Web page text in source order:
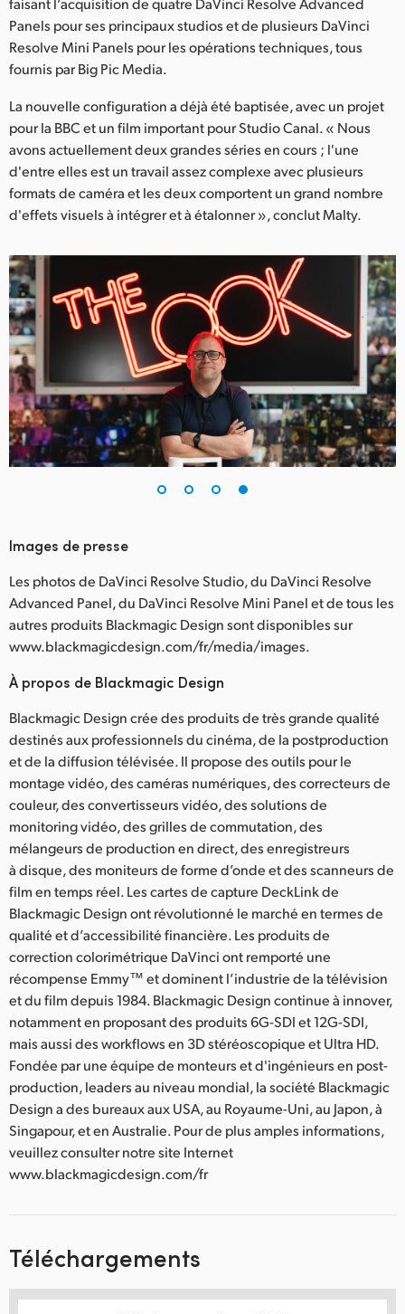
Panels pour ses principaux studios et de plusieurs DaVinci
Resolve Mini Panels pour les opérations techniques, tous
fournis par Big Pic Media.
La nouvelle configuration a déjà été baptisée, avec un projet
pour la BBC et un film important pour Studio Canal. « Nous
avons actuellement deux grandes séries en cours ; l'une
d'entre elles est un travail assez complexe avec plusieurs
formats de caméra et les deux comportent un grand nombre
d'effets visuels à intégrer et à étalonner », conclut Malty.
Images de presse
Les photos de DaVinci Resolve Studio, du DaVinci Resolve
Advanced Panel, du DaVinci Resolve Mini Panel et de tous les
autres produits Blackmagic Design sont disponibles sur
www.blackmagicdesign.com/fr/media/images.
À propos de Blackmagic Design
Blackmagic Design crée des produits de très grande qualité
destinés aux professionnels du cinéma, de la postproduction
et de la diffusion télévisée. Il propose des outils pour le
montage vidéo, des caméras numériques, des correcteurs de
couleur, des convertisseurs vidéo, des solutions de
monitoring vidéo, des grilles de commutation, des
mélangeurs de production en direct, des enregistreurs
à disque, des moniteurs de forme d’onde et des scanneurs de
film en temps réel. Les cartes de capture DeckLink de
Blackmagic Design ont révolutionné le marché en termes de
qualité et d’accessibilité financière. Les produits de
correction colorimétrique DaVinci ont remporté une
récompense Emmy™ et dominent l’industrie de la télévision
et du film depuis 1984. Blackmagic Design continue à innover,
notamment en proposant des produits 6G-SDI et 12G-SDI,
mais aussi des workflows en 3D stéréoscopique et Ultra HD.
Fondée par une équipe de monteurs et d'ingénieurs en post-
production, leaders au niveau mondial, la société Blackmagic
Design a des bureaux aux USA, au Royaume-Uni, au Japon, à
Singapour, et en Australie. Pour de plus amples informations,
veuillez consulter notre site Internet
www.blackmagicdesign.com/fr
Téléchargements